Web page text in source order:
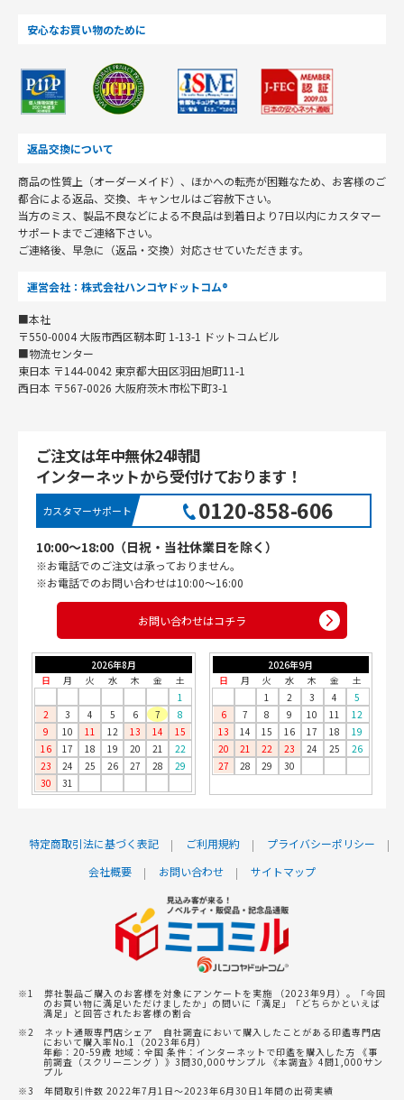
安心なお買い物のために
返品交換について
商品の性質上（オーダーメイド）、ほかへの転売が困難なため、お客様のご
都合による返品、交換、キャンセルはご容赦下さい。
当方のミス、製品不良などによる不良品は到着日より7日以内にカスタマー
サポートまでご連絡下さい。
ご連絡後、早急に（返品・交換）対応させていただきます。
運営会社：株式会社ハンコヤドットコム®
■本社
〒550-0004 大阪市西区靭本町 1-13-1 ドットコムビル
■物流センター
東日本 〒144-0042 東京都大田区羽田旭町11-1
西日本 〒567-0026 大阪府茨木市松下町3-1
ご注文は年中無休24時間
インターネットから受付けております！
カスタマーサポート 0120-858-606
10:00〜18:00（日祝・当社休業日を除く）
※お電話でのご注文は承っておりません。
※お電話でのお問い合わせは10:00〜16:00
お問い合わせはコチラ
2026年8月
日
月 火 水 木 金
土
1
2
3 4 5 6 7
8
9
10 11 12 13 14
15
16
17 18 19 20 21
22
23
24 25 26 27 28
29
30
31
2026年9月
日
月 火 水 木 金
土
1
2 3 4
5
6
7 8 9 10 11
12
13
14 15 16 17 18
19
20
21 22 23 24 25
26
27
28 29 30
特定商取引法に基づく表記 ご利用規約
プライバシーポリシー
会社概要
お問い合わせ サイトマップ
※1 弊社製品ご購入のお客様を対象にアンケートを実施 （2023年9月）。「今回
のお買い物に満足いただけましたか」の問いに「満足」「どちらかといえば
満足」と回答されたお客様の割合
※2 ネット通販専門店シェア 自社調査において購入したことがある印鑑専門店
において購入率No.1（2023年6月）
年齢：20-59歳 地域：全国 条件：インターネットで印鑑を購入した方 《事
前調査（スクリーニング ）》3問30,000サンプル 《本調査》4問1,000サン
プル
※3 年間取引件数 2022年7月1日～2023年6月30日1年間の出荷実績